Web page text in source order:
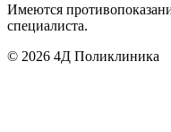
Имеются
специалиста.
© 2026 4Д Поликлиника